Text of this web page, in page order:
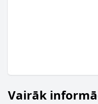
Vairāk